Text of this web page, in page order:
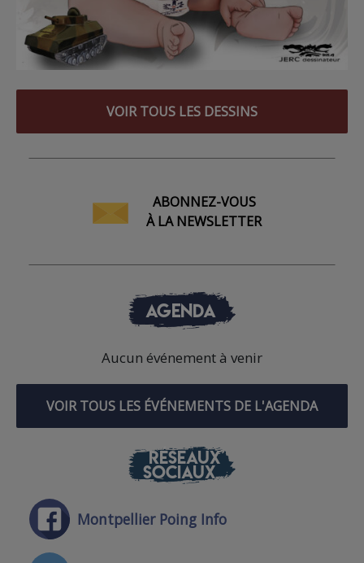
VOIR TOUS LES DESSINS
ABONNEZ-VOUS
À LA NEWSLETTER
AGENDA
Aucun événement à venir
VOIR TOUS LES ÉVÉNEMENTS DE L'AGENDA
RÉSEAUX
SOCIAUX
Montpellier Poing Info